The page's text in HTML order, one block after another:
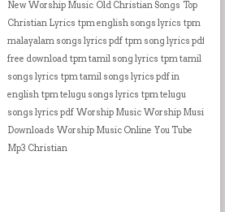
New Worship Music Old Christian Songs Top
Christian Lyrics tpm english songs lyrics tpm
malayalam songs lyrics pdf tpm song lyrics pdf
free download tpm tamil song lyrics tpm tamil
songs lyrics tpm tamil songs lyrics pdf in
english tpm telugu songs lyrics tpm telugu
songs lyrics pdf Worship Music Worship Music
Downloads Worship Music Online You Tube
Mp3 Christian